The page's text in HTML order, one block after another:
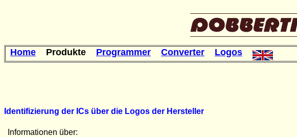
Home Produkte Programmer Converter Logos
Identifizierung der ICs über die Logos der Hersteller
Informationen über: